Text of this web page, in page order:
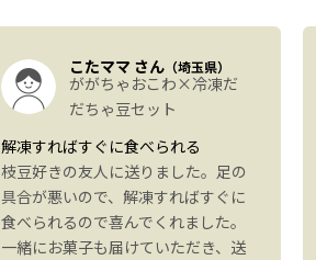
こたママ さん （埼玉県）
ががちゃおこわ×冷凍だ
だちゃ豆セット
解凍すればすぐに食べられる
枝豆好きの友人に送りました。足の
具合が悪いので、解凍すればすぐに
食べられるので喜んでくれました。
一緒にお菓子も届けていただき、送